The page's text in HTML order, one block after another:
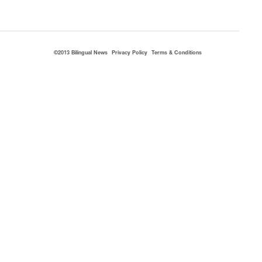
©2013 Bilingual News Privacy Policy Terms & Conditions